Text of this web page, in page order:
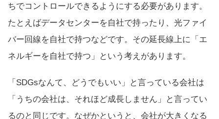
ちでコントロールできるようにする必要があります。
たとえばデータセンターを自社で持ったり、光ファイ
バー回線を自社で持つなどです。その延長線上に「エ
ネルギーを自社で持つ」という考えがあります。
「SDGsなんて、どうでもいい」と言っている会社は
「うちの会社は、それほど成長しません」と言ってい
るのと同じです。なぜかというと、会社が大きくなる